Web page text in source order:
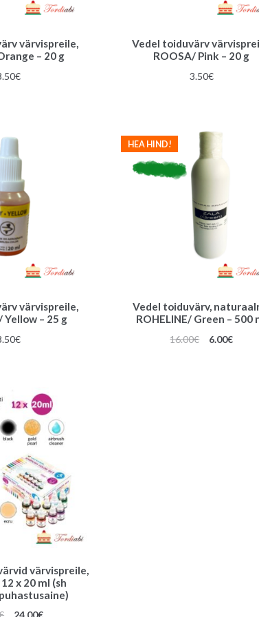
värvispreile,
– 20 g
€
Vedel toiduvärv
ROOSA/ Pink – 20 g
3.50€
värvispreile,
Yellow – 25 g
€
Vedel toiduvärv,
ROHELINE/ Green – 500
HEA HIND!
16.00€
Algne
6.00€
värvispreile,
x 20 ml (sh
Algne Praegune